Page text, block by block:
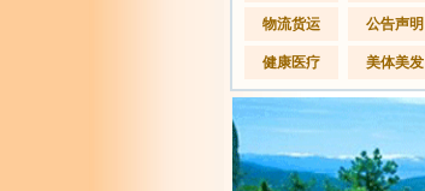
物流货运 公告声明
健康医疗 美体美发